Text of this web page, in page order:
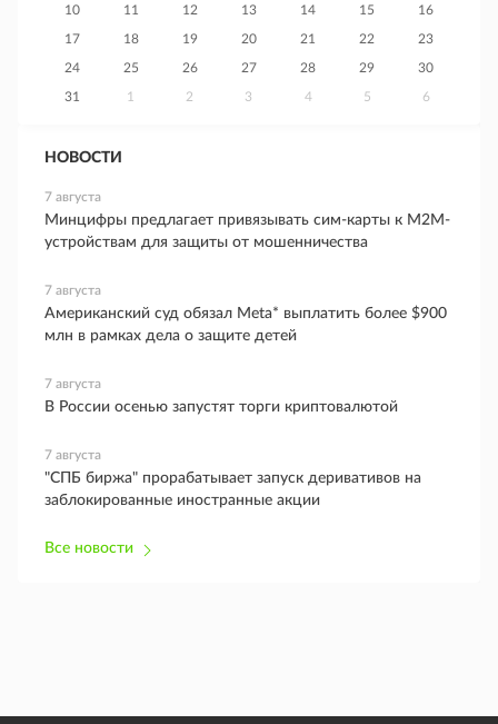
10 11 12 13 14 15 16
17 18 19 20 21 22 23
24 25 26 27 28 29 30
31 1 2 3 4 5 6
НОВОСТИ
7 августа
Минцифры предлагает привязывать сим-карты к M2M-
устройствам для защиты от мошенничества
7 августа
Американский суд обязал Meta* выплатить более $900
млн в рамках дела о защите детей
7 августа
В России осенью запустят торги криптовалютой
7 августа
"СПБ биржа" прорабатывает запуск деривативов на
заблокированные иностранные акции
Все новости